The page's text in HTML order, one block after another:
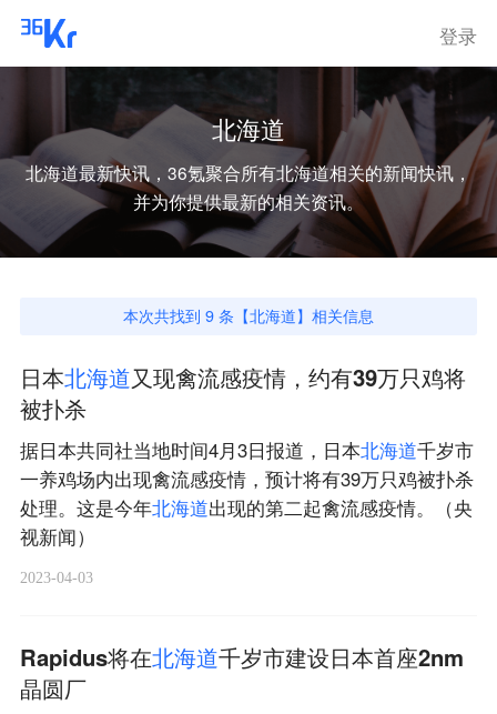
登录
北海道
北海道最新快讯，36氪聚合所有北海道相关的新闻快讯，
并为你提供最新的相关资讯。
本次共找到 9 条【北海道】相关信息
日本北海道又现禽流感疫情，约有39万只鸡将
被扑杀
据日本共同社当地时间4月3日报道，日本北海道千岁市
一养鸡场内出现禽流感疫情，预计将有39万只鸡被扑杀
处理。这是今年北海道出现的第二起禽流感疫情。（央
视新闻）
2023-04-03
Rapidus将在北海道千岁市建设日本首座2nm
晶圆厂